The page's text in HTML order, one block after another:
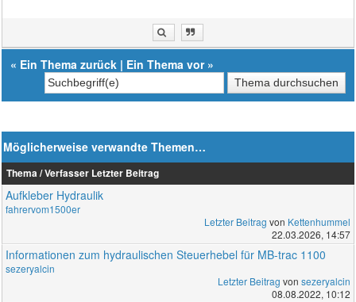
« Ein Thema zurück | Ein Thema vor»
Möglicherweise verwandte Themen…
Thema / Verfasser Letzter Beitrag
Aufkleber Hydraulik
fahrervom1500er
Letzter Beitrag von Kettenhummel
22.03.2026, 14:57
Informationen zum hydraulischen Steuerhebel für MB-trac 1100
sezeryalcin
Letzter Beitrag von sezeryalcin
08.08.2022, 10:12